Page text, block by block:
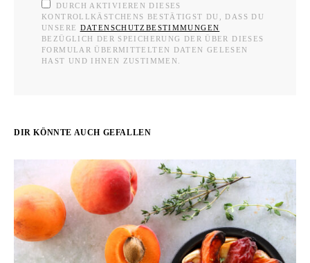
DURCH AKTIVIEREN DIESES
KONTROLLKÄSTCHENS BESTÄTIGST DU, DASS DU
UNSERE DATENSCHUTZBESTIMMUNGEN
BEZÜGLICH DER SPEICHERUNG DER ÜBER DIESES
FORMULAR ÜBERMITTELTEN DATEN GELESEN
HAST UND IHNEN ZUSTIMMEN.
DIR KÖNNTE AUCH GEFALLEN